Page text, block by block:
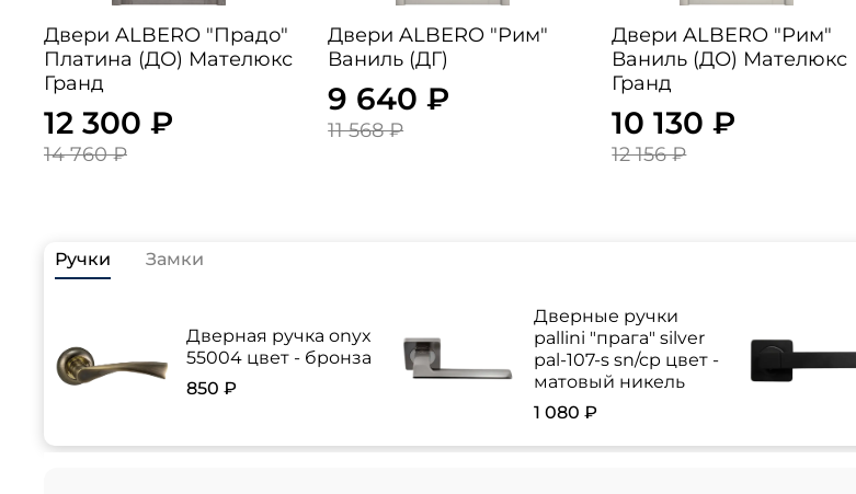
Двери ALBERO "Прадо"
Платина (ДО) Мателюкс
Гранд
12 300 ₽
14 760 ₽
Двери ALBERO "Рим"
Ваниль (ДГ)
9 640 ₽
11 568 ₽
Двери ALBERO "Рим"
Ваниль (ДО) Мателюкс
Гранд
10 130 ₽
12 156 ₽
Ручки Замки
Дверная ручка onyx
55004 цвет - бронза
850 ₽
Дверные ручки
pallini "прага" silver
pal-107-s sn/cp цвет -
матовый никель
1 080 ₽